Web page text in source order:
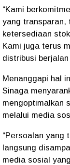
“Kami
yang transparan,
ketersediaan
Kami juga terus
distribusi
Menanggapi hal
Sinaga
mengoptimalkan
melalui media
“Persoalan yang
langsung
media sosial